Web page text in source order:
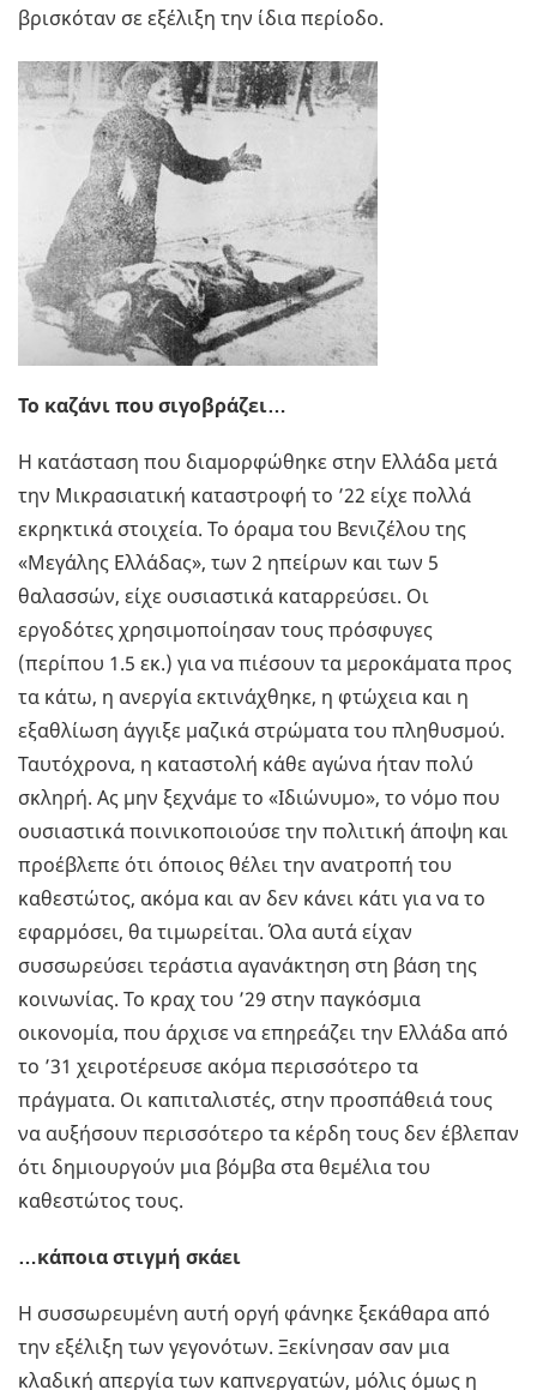
βρισκόταν σε εξέλιξη την ίδια περίοδο.
Το καζάνι που σιγοβράζει…
Η κατάσταση που διαμορφώθηκε στην Ελλάδα μετά
την Μικρασιατική καταστροφή το ’22 είχε πολλά
εκρηκτικά στοιχεία. Το όραμα του Βενιζέλου της
«Μεγάλης Ελλάδας», των 2 ηπείρων και των 5
θαλασσών, είχε ουσιαστικά καταρρεύσει. Οι
εργοδότες χρησιμοποίησαν τους πρόσφυγες
(περίπου 1.5 εκ.) για να πιέσουν τα μεροκάματα προς
τα κάτω, η ανεργία εκτινάχθηκε, η φτώχεια και η
εξαθλίωση άγγιξε μαζικά στρώματα του πληθυσμού.
Ταυτόχρονα, η καταστολή κάθε αγώνα ήταν πολύ
σκληρή. Ας μην ξεχνάμε το «Ιδιώνυμο», το νόμο που
ουσιαστικά ποινικοποιούσε την πολιτική άποψη και
προέβλεπε ότι όποιος θέλει την ανατροπή του
καθεστώτος, ακόμα και αν δεν κάνει κάτι για να το
εφαρμόσει, θα τιμωρείται. Όλα αυτά είχαν
συσσωρεύσει τεράστια αγανάκτηση στη βάση της
κοινωνίας. Το κραχ του ’29 στην παγκόσμια
οικονομία, που άρχισε να επηρεάζει την Ελλάδα από
το ’31 χειροτέρευσε ακόμα περισσότερο τα
πράγματα. Οι καπιταλιστές, στην προσπάθειά τους
να αυξήσουν περισσότερο τα κέρδη τους δεν έβλεπαν
ότι δημιουργούν μια βόμβα στα θεμέλια του
καθεστώτος τους.
…κάποια στιγμή σκάει
Η συσσωρευμένη αυτή οργή φάνηκε ξεκάθαρα από
την εξέλιξη των γεγονότων. Ξεκίνησαν σαν μια
κλαδική απεργία των καπνεργατών, μόλις όμως η